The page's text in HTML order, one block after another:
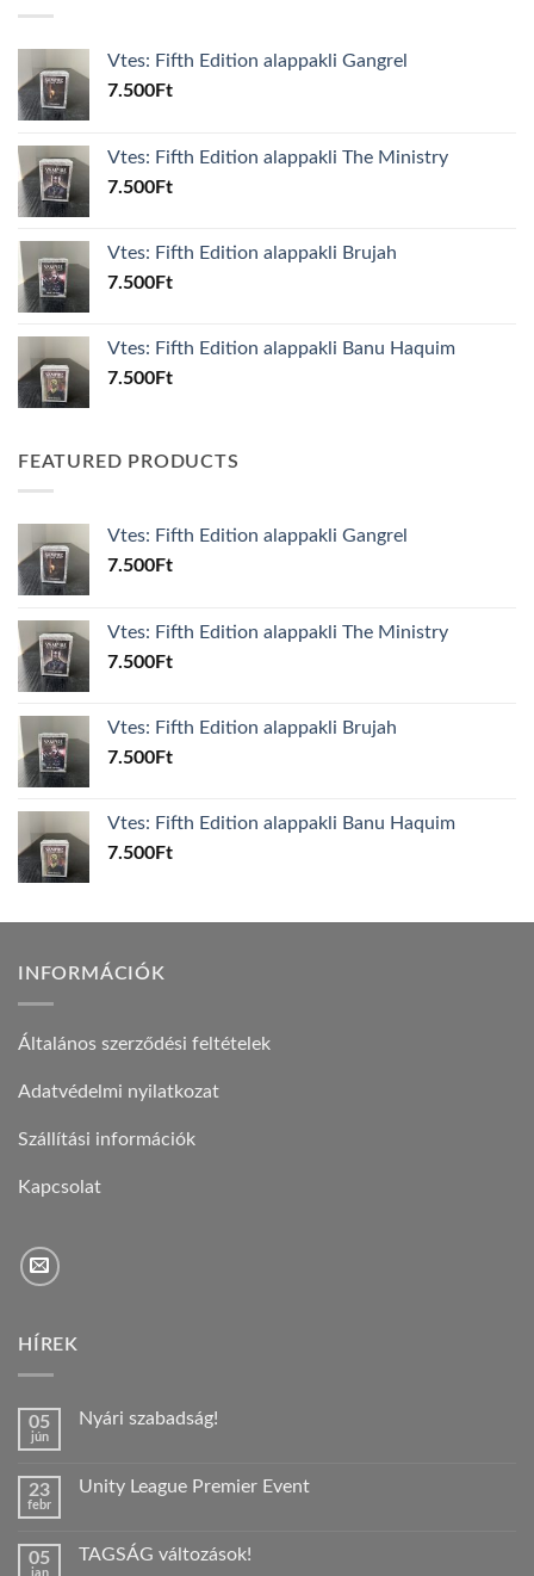
Vtes: Fifth Edition alappakli Gangrel
7.500Ft
Vtes: Fifth Edition alappakli The Ministry
7.500Ft
Vtes: Fifth Edition alappakli Brujah
7.500Ft
Vtes: Fifth Edition alappakli Banu Haquim
7.500Ft
FEATURED PRODUCTS
Vtes: Fifth Edition alappakli Gangrel
7.500Ft
Vtes: Fifth Edition alappakli The Ministry
7.500Ft
Vtes: Fifth Edition alappakli Brujah
7.500Ft
Vtes: Fifth Edition alappakli Banu Haquim
7.500Ft
INFORMÁCIÓK
Általános szerződési feltételek
Adatvédelmi nyilatkozat
Szállítási információk
Kapcsolat
HÍREK
05
jún
Nyári szabadság!
Nyári
23
febr
Unity League Premier Event
Unity
05
jan
TAGSÁG változások!